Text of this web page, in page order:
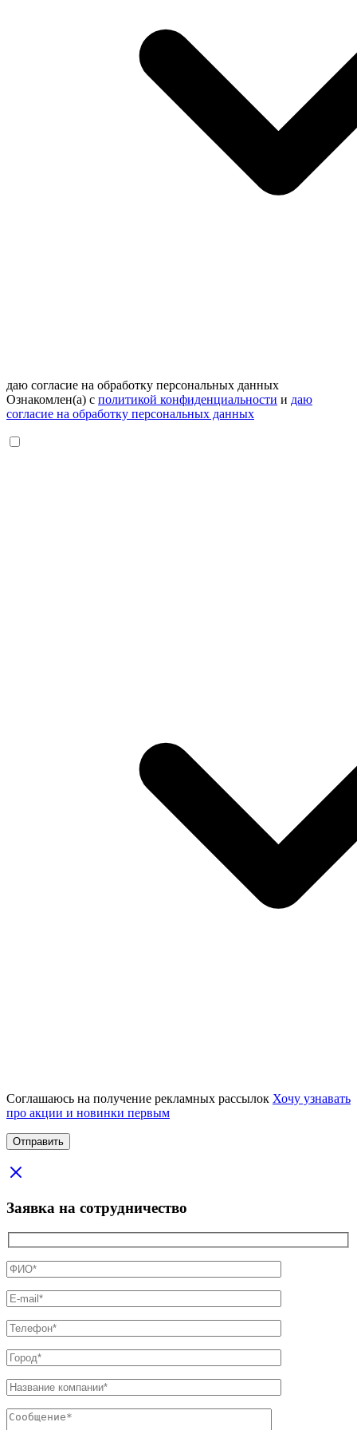
даю согласие на обработку персональных данных
Ознакомлен(а) с политикой конфиденциальности и даю
согласие на обработку персональных данных
Соглашаюсь на получение рекламных рассылок Хочу узнавать
про акции и новинки первым
Заявка на сотрудничество